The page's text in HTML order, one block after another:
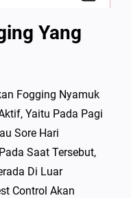
Yang
Fogging Nyamuk
Yaitu Pada Pagi
Sore Hari
Saat Tersebut,
Di Luar
Control Akan